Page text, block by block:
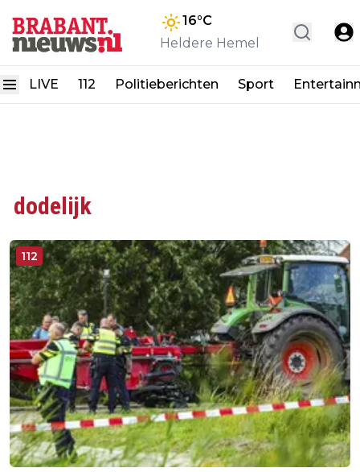
16°C
Heldere Hemel
LIVE 112 Politieberichten Sport
dodelijk
112